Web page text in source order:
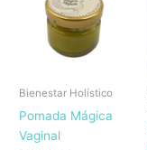
Bienestar Holístico
Pomada Mágica
Vaginal